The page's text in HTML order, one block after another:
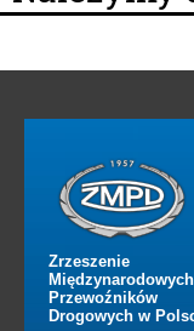
Zrzeszenie
Międzynarodowych
Przewoźników
Drogowych w